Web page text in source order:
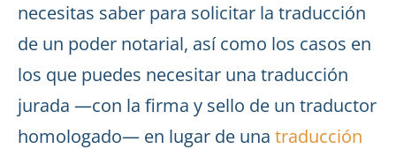
necesitas saber para solicitar la traducción
de un poder notarial, así como los casos en
los que puedes necesitar una traducción
jurada —con la firma y sello de un traductor
homologado— en lugar de una traducción